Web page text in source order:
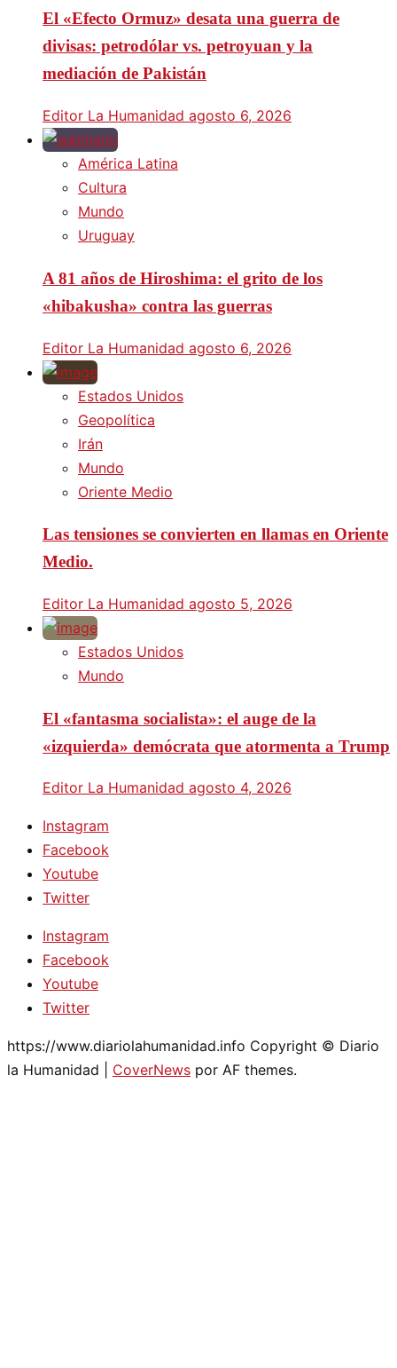
El «Efecto Ormuz» desata una guerra de
divisas: petrodólar vs. petroyuan y la
mediación de Pakistán
Editor La Humanidad agosto 6, 2026
América Latina
Cultura
Mundo
Uruguay
A 81 años de Hiroshima: el grito de los
«hibakusha» contra las guerras
Editor La Humanidad agosto 6, 2026
Estados Unidos
Geopolítica
Irán
Mundo
Oriente Medio
Las tensiones se convierten en llamas en Oriente
Medio.
Editor La Humanidad agosto 5, 2026
Estados Unidos
Mundo
El «fantasma socialista»: el auge de la
«izquierda» demócrata que atormenta a Trump
Editor La Humanidad agosto 4, 2026
Instagram
Facebook
Youtube
Twitter
Instagram
Facebook
Youtube
Twitter
https://www.diariolahumanidad.info Copyright © Diario
la Humanidad
CoverNews por AF themes.